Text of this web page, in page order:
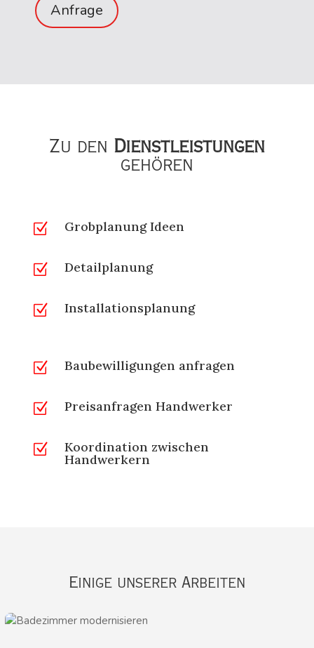
Anfrage
Zu den Dienstleistungen
gehören
Z Grobplanung Ideen
Z Detailplanung
Z Installationsplanung
Z Baubewilligungen anfragen
Z Preisanfragen Handwerker
Z Koordination zwischen
Handwerkern
Einige unserer Arbeiten